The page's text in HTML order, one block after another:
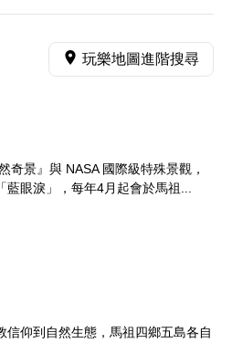
玩樂地圖進階搜尋
奇景』與 NASA 國際級特殊景觀，
眼淚」，每年4月起會於馬祖...
信仰到自然生態，馬祖四鄉五島各自